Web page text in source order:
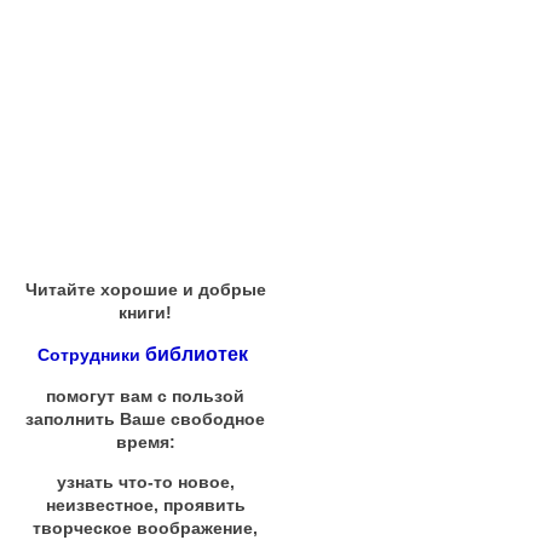
Читайте хорошие и добрые
книги!
Сотрудники библиотек
помогут вам с пользой
заполнить Ваше свободное
время:
узнать что-то новое,
неизвестное, проявить
творческое воображение,